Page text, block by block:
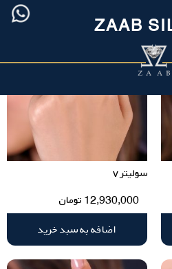
ZAAB
سولیتر v
12,930,000 تومان
اضافه به سبد خرید